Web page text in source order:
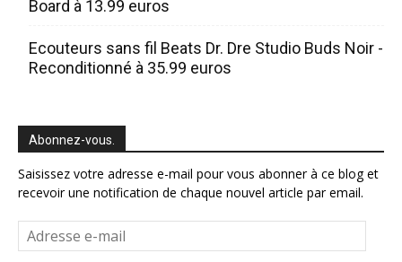
Board à 13.99 euros
Ecouteurs sans fil Beats Dr. Dre Studio Buds Noir -
Reconditionné à 35.99 euros
Abonnez-vous.
Saisissez votre adresse e-mail pour vous abonner à ce blog et
recevoir une notification de chaque nouvel article par email.
Adresse
e-